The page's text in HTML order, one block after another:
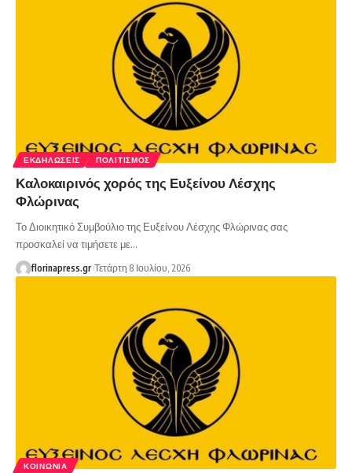
ΕΚΔΗΛΏΣΕΙΣ ΠΟΛΙΤΙΣΜΌΣ
Καλοκαιρινός χορός της Ευξείνου Λέσχης
Φλώρινας
Το Διοικητικό Συμβούλιο της Ευξείνου Λέσχης Φλώρινας σας
προσκαλεί να τιμήσετε με…
florinapress.gr Τετάρτη 8 Ιουλίου, 2026
ΚΟΙΝΩΝΊΑ